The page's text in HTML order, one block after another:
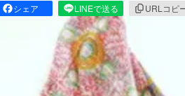
シェア LINEで送る URLコピ